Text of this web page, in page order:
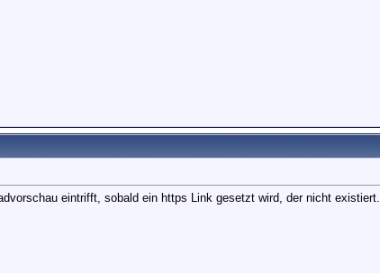
eintrifft, sobald ein https Link gesetzt wird, der nicht existiert.